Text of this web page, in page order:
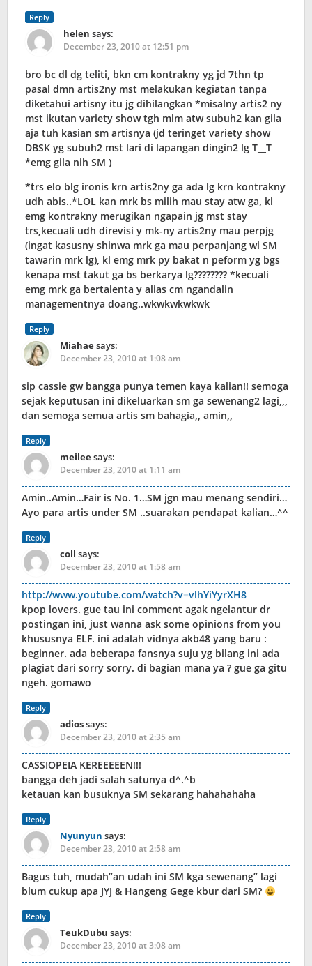
Reply
helen says:
December 23, 2010 at 12:51 pm
bro bc dl dg teliti, bkn cm kontrakny yg jd 7thn tp
pasal dmn artis2ny mst melakukan kegiatan tanpa
diketahui artisny itu jg dihilangkan *misalny artis2 ny
mst ikutan variety show tgh mlm atw subuh2 kan gila
aja tuh kasian sm artisnya (jd teringet variety show
DBSK yg subuh2 mst lari di lapangan dingin2 lg T__T
*emg gila nih SM )
*trs elo blg ironis krn artis2ny ga ada lg krn kontrakny
udh abis..*LOL kan mrk bs milih mau stay atw ga, kl
emg kontrakny merugikan ngapain jg mst stay
trs,kecuali udh direvisi y mk-ny artis2ny mau perpjg
(ingat kasusny shinwa mrk ga mau perpanjang wl SM
tawarin mrk lg), kl emg mrk py bakat n peform yg bgs
kenapa mst takut ga bs berkarya lg???????? *kecuali
emg mrk ga bertalenta y alias cm ngandalin
managementnya doang..wkwkwkwkwk
Reply
Miahaesays:
December 23, 2010 at 1:08 am
sip cassie gw bangga punya temen kaya kalian!! semoga
sejak keputusan ini dikeluarkan sm ga sewenang2 lagi,,,
dan semoga semua artis sm bahagia,, amin,,
Reply
meileesays:
December 23, 2010 at 1:11 am
Amin..Amin…Fair is No. 1…SM jgn mau menang sendiri…
Ayo para artis under SM ..suarakan pendapat kalian…^^
Reply
coll says:
December 23, 2010 at 1:58 am
http://www.youtube.com/watch?v=vlhYiYyrXH8
kpop lovers. gue tau ini comment agak ngelantur dr
postingan ini, just wanna ask some opinions from you
khususnya ELF. ini adalah vidnya akb48 yang baru :
beginner. ada beberapa fansnya suju yg bilang ini ada
plagiat dari sorry sorry. di bagian mana ya ? gue ga gitu
ngeh. gomawo
Reply
adiossays:
December 23, 2010 at 2:35 am
CASSIOPEIA KEREEEEEN!!!
bangga deh jadi salah satunya d^.^b
ketauan kan busuknya SM sekarang hahahahaha
Reply
Nyunyun says:
December 23, 2010 at 2:58 am
Bagus tuh, mudah”an udah ini SM kga sewenang” lagi
blum cukup apa JYJ & Hangeng Gege kbur dari SM?
Reply
TeukDubu says:
December 23, 2010 at 3:08 am